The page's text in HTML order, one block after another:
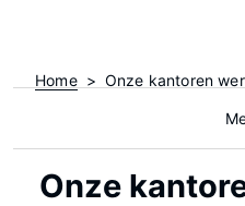
Home Onze kantoren
Onze